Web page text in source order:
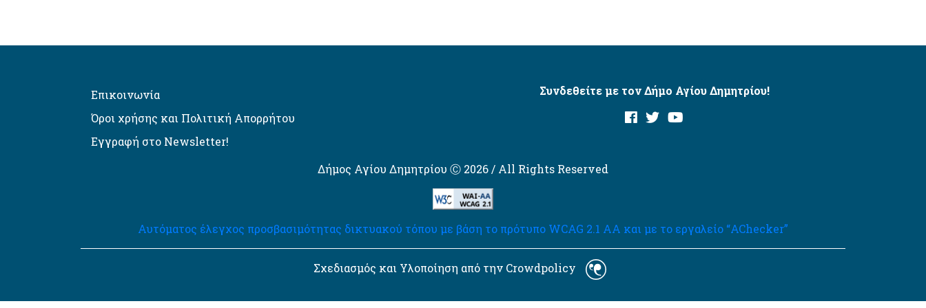
Επικοινωνία
Όροι χρήσης και Πολιτική Απορρήτου
Εγγραφή στο Newsletter!
Συνδεθείτε με τον Δήμο Αγίου Δημητρίου!
Δήμος Αγίου Δημητρίου Ⓒ 2026 / All Rights Reserved
Αυτόματος έλεγχος προσβασιμότητας δικτυακού τόπου με βάση το πρότυπο WCAG 2.1 AA και με το εργαλείο “AChecker”
Σχεδιασμός και Υλοποίηση από την Crowdpolicy